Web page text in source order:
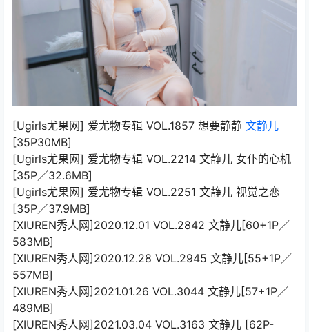
[Ugirls尤果网] 爱尤物专辑 VOL.1857 想要静静 文静儿
[35P30MB]
[Ugirls尤果网] 爱尤物专辑 VOL.2214 文静儿 女仆的心机
[35P／32.6MB]
[Ugirls尤果网] 爱尤物专辑 VOL.2251 文静儿 视觉之恋
[35P／37.9MB]
[XIUREN秀人网]2020.12.01 VOL.2842 文静儿[60+1P／
583MB]
[XIUREN秀人网]2020.12.28 VOL.2945 文静儿[55+1P／
557MB]
[XIUREN秀人网]2021.01.26 VOL.3044 文静儿[57+1P／
489MB]
[XIUREN秀人网]2021.03.04 VOL.3163 文静儿 [62P-